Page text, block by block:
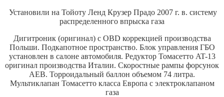
Установили на Тойоту Ленд Крузер Прадо 2007 г. в. систему
распределенного впрыска газа
Дигитроник (оригинал) с OBD коррекцией производства
Польши. Подкапотное пространство. Блок управления ГБО
установлен в салоне автомобиля. Редуктор Томасетто AT-13
оригинал производства Италии. Скоростные рампы форсунок
AEB. Торроидальный баллон объемом 74 литра.
Мультиклапан Томасетто класса Европа с электроклапаном
газа